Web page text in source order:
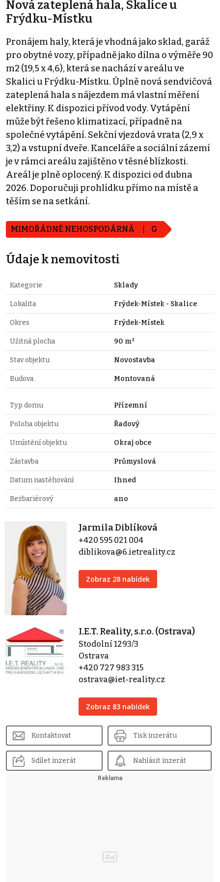
Nová zateplená hala, Skalice u
Frýdku-Místku
Pronájem haly, která je vhodná jako sklad, garáž
pro obytné vozy, případně jako dílna o výměře 90
m2 (19,5 x 4,6), která se nachází v areálu ve
Skalici u Frýdku-Místku. Úplně nová sendvičová
zateplená hala s nájezdem má vlastní měření
elektřiny. K dispozici přívod vody. Vytápění
může být řešeno klimatizací, případně na
společné vytápění. Sekční vjezdová vrata (2,9 x
3,2) a vstupní dveře. Kanceláře a sociální zázemí
je v rámci areálu zajištěno v těsné blízkosti.
Areál je plně oplocený. K dispozici od dubna
2026. Doporučuji prohlídku přímo na místě a
těším se na setkání.
MIMOŘÁDNĚ NEHOSPODÁRNÁ G
Údaje k nemovitosti
Kategorie Sklady
Lokalita Frýdek-Místek - Skalice
Okres Frýdek-Místek
Užitná plocha 90 m²
Stav objektu Novostavba
Budova Montovaná
Typ domu Přízemní
Poloha objektu Řadový
Umístění objektu Okraj obce
Zástavba Průmyslová
Datum nastěhování Ihned
Bezbariérový ano
Jarmila Diblíková
+420 595 021 004
diblikova@6.ietreality.cz
Zobraz 28 nabídek
I.E.T. Reality, s.r.o. (Ostrava)
Stodolní 1293/3
Ostrava
+420 727 983 315
ostrava@iet-reality.cz
Zobraz 83 nabídek
Kontaktovat Tisk inzerátu
Sdílet inzerát Nahlásit inzerát